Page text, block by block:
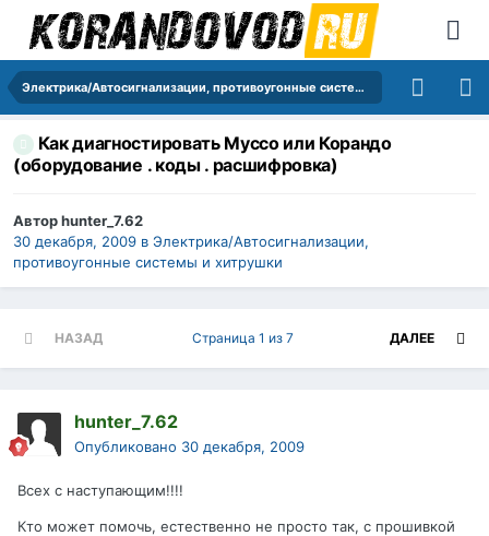
Электрика/Автосигнализации, противоугонные системы и хитрушки
Как диагностировать Муссо или Корандо
(оборудование . коды . расшифровка)
Авторhunter_7.62
30 декабря, 2009 в Электрика/Автосигнализации,
противоугонные системы и хитрушки
НАЗАД ДАЛЕЕ
Страница 1 из 7
hunter_7.62
Опубликовано 30 декабря, 2009
Всех с наступающим!!!!
Кто может помочь, естественно не просто так, с прошивкой